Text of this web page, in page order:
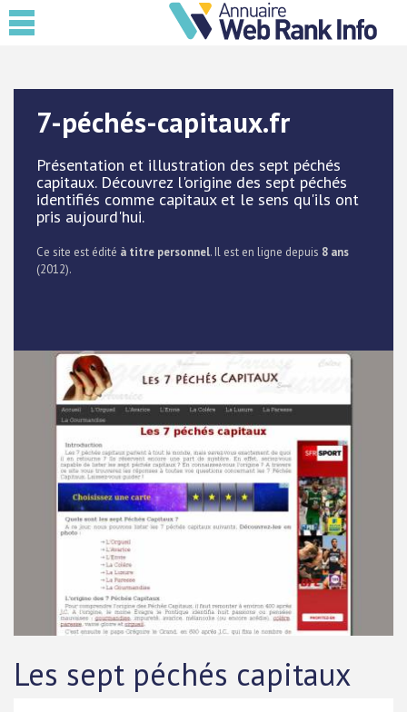
7-péchés-capitaux.fr
Présentation et illustration des sept péchés
capitaux. Découvrez l'origine des sept péchés
identifiés comme capitaux et le sens qu'ils ont
pris aujourd'hui.
Ce site est édité à titre personnel. Il est en ligne depuis 8 ans
(2012).
Les sept péchés capitaux